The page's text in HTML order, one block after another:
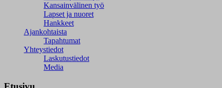
Kansainvälinen työ
Lapset ja nuoret
Hankkeet
Ajankohtaista
Tapahtumat
Yhteystiedot
Laskutustiedot
Media